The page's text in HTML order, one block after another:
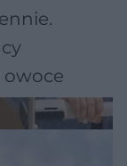
owoce